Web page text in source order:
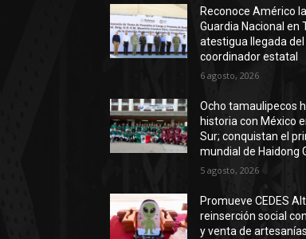
Reconoce Américo
Guardia Nacional en
atestigua llegada del
coordinador estatal
6 agosto, 2026
Ocho tamaulipecos
historia con México
Sur; conquistan el
mundial de Haidong
5 agosto, 2026
Promueve CEDES
reinserción social
y venta de artesanías